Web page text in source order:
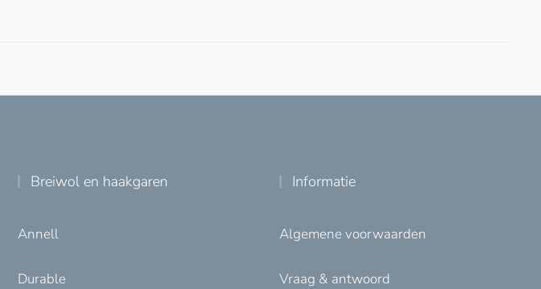
Breiwol en haakgaren
Annell
Durable
Informatie
Algemene voorwaarden
Vraag & antwoord